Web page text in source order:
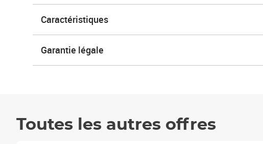
Caractéristiques
Garantie légale
Toutes les autres offres